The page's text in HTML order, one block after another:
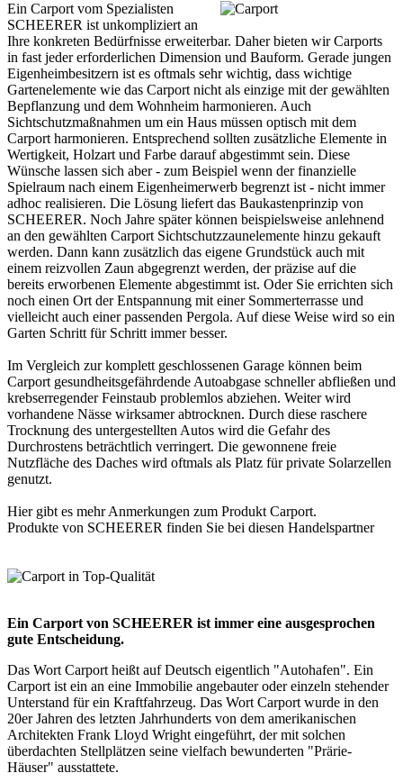
Ein Carport vom Spezialisten
SCHEERER ist unkompliziert an
Ihre konkreten Bedürfnisse erweiterbar. Daher bieten wir Carports
in fast jeder erforderlichen Dimension und Bauform. Gerade jungen
Eigenheimbesitzern ist es oftmals sehr wichtig, dass wichtige
Gartenelemente wie das Carport nicht als einzige mit der gewählten
Bepflanzung und dem Wohnheim harmonieren. Auch
Sichtschutzmaßnahmen um ein Haus müssen optisch mit dem
Carport harmonieren. Entsprechend sollten zusätzliche Elemente in
Wertigkeit, Holzart und Farbe darauf abgestimmt sein. Diese
Wünsche lassen sich aber - zum Beispiel wenn der finanzielle
Spielraum nach einem Eigenheimerwerb begrenzt ist - nicht immer
adhoc realisieren. Die Lösung liefert das Baukastenprinzip von
SCHEERER. Noch Jahre später können beispielsweise anlehnend
an den gewählten Carport Sichtschutzzaunelemente hinzu gekauft
werden. Dann kann zusätzlich das eigene Grundstück auch mit
einem reizvollen Zaun abgegrenzt werden, der präzise auf die
bereits erworbenen Elemente abgestimmt ist. Oder Sie errichten sich
noch einen Ort der Entspannung mit einer Sommerterrasse und
vielleicht auch einer passenden Pergola. Auf diese Weise wird so ein
Garten Schritt für Schritt immer besser.
Im Vergleich zur komplett geschlossenen Garage können beim
Carport gesundheitsgefährdende Autoabgase schneller abfließen und
krebserregender Feinstaub problemlos abziehen. Weiter wird
vorhandene Nässe wirksamer abtrocknen. Durch diese raschere
Trocknung des untergestellten Autos wird die Gefahr des
Durchrostens beträchtlich verringert. Die gewonnene freie
Nutzfläche des Daches wird oftmals als Platz für private Solarzellen
genutzt.
Hier gibt es mehr Anmerkungen zum Produkt Carport.
Produkte von SCHEERER finden Sie bei diesen Handelspartner
Ein Carport von SCHEERER ist immer eine ausgesprochen
gute Entscheidung.
Das Wort Carport heißt auf Deutsch eigentlich "Autohafen". Ein
Carport ist ein an eine Immobilie angebauter oder einzeln stehender
Unterstand für ein Kraftfahrzeug. Das Wort Carport wurde in den
20er Jahren des letzten Jahrhunderts von dem amerikanischen
Architekten Frank Lloyd Wright eingeführt, der mit solchen
überdachten Stellplätzen seine vielfach bewunderten "Prärie-
Häuser" ausstattete.